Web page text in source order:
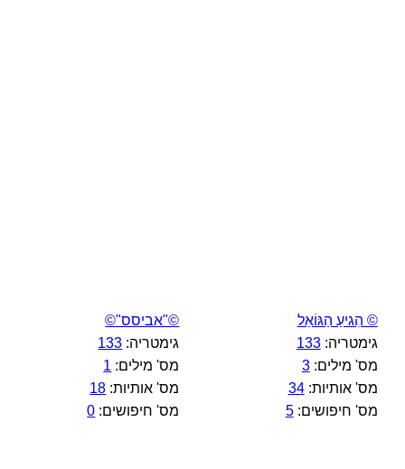
© הִגיעַ הַגּוֹאֵל
גימטריה:133
מס' מילים:3
מס' אותיות:34
מס' חיפושים:5
©"אביסס"©
גימטריה: 133
מס' מילים: 1
מס' אותיות: 18
מס' חיפושים: 0